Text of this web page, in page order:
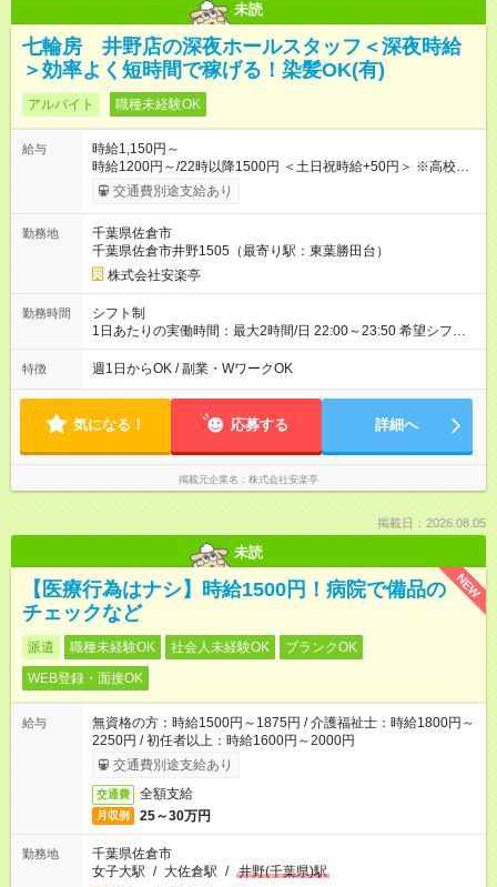
未読
七輪房 井野店の深夜ホールスタッフ＜深夜時給
＞効率よく短時間で稼げる！染髪OK(有)
アルバイト 職種未経験OK
給与
時給1,150円～
時給1200円～/22時以降1500円 ＜土日祝時給+50円＞ ※高校生
時給1150円 【試用期間】試用期間あり 試用期間の長さ：12ヶ
月 雇用形態、給与は本採用時と同じです。 ※最大12ヶ月の間
交通費別途支給あり
勤務地
千葉県佐倉市
千葉県佐倉市井野1505（最寄り駅：東葉勝田台）
株式会社安楽亭
勤務時間
シフト制
1日あたりの実働時間：最大2時間/日 22:00～23:50 希望シフト
制！ 週1日～・1日3時間～OK！ ※18歳未満・高校生は21:30ま
での勤務 ＊短時間OK！学業と両立◎ ＊週4日以上のしっかり勤
暇の予定に合わせてのシフト相談も可能！
特徴 週1日からOK / 副業・WワークOK
気になる！ 応募する 詳細へ
掲載元企業名 株式会社安楽亭
掲載日：2026.08.05
未読
NEW
【医療行為はナシ】時給1500円！病院で備品の
チェックなど
派遣 職種未経験OK 社会人未経験OK
ブランクOK
WEB登録・面接OK
給与
無資格の方：時給1500円～1875円 / 介護福祉士：時給1800円～
2250円 / 初任者以上：時給1600円～2000円
交通費別途支給あり
交通費 全額支給
月収例 25～30万円
勤務地
千葉県佐倉市
女子大駅 / 大佐倉駅 / 井野(千葉県)駅